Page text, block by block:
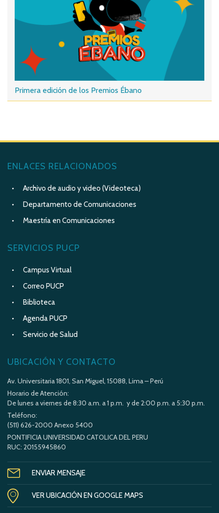
Primera edición de los Premios Ébano
ENLACES RELACIONADOS
Archivo de audio y video (Videoteca)
Departamento de Comunicaciones
Maestría en Comunicaciones
SERVICIOS PUCP
Campus Virtual
Correo PUCP
Biblioteca
Agenda PUCP
Servicio de Salud
UBICACIÓN Y CONTACTO
Av. Universitaria 1801, San Miguel, 15088, Lima – Perú
Horario de Atención:
De lunes a viernes de 8:30 a.m. a 1 p.m. y de 2:00 p.m. a 5:30 p.m.
Teléfono:
(511) 626-2000 Anexo 5400
PONTIFICIA UNIVERSIDAD CATOLICA DEL PERU
RUC: 20155945860
ENVIAR MENSAJE
VER UBICACIÓN EN GOOGLE MAPS